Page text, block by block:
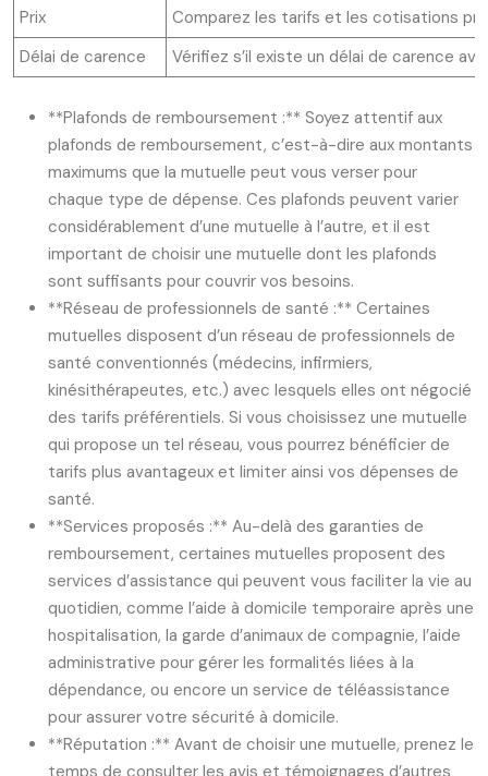
Prix
Comparez les tarifs et les cotisations
Délai de carence
Vérifiez s’il existe un délai de carence
**Plafonds de remboursement :** Soyez attentif aux
plafonds de remboursement, c’est-à-dire aux montants
maximums que la mutuelle peut vous verser pour
chaque type de dépense. Ces plafonds peuvent varier
considérablement d’une mutuelle à l’autre, et il est
important de choisir une mutuelle dont les plafonds
sont suffisants pour couvrir vos besoins.
**Réseau de professionnels de santé :** Certaines
mutuelles disposent d’un réseau de professionnels de
santé conventionnés (médecins, infirmiers,
kinésithérapeutes, etc.) avec lesquels elles ont négocié
des tarifs préférentiels. Si vous choisissez une mutuelle
qui propose un tel réseau, vous pourrez bénéficier de
tarifs plus avantageux et limiter ainsi vos dépenses de
santé.
**Services proposés :** Au-delà des garanties de
remboursement, certaines mutuelles proposent des
services d’assistance qui peuvent vous faciliter la vie au
quotidien, comme l’aide à domicile temporaire après une
hospitalisation, la garde d’animaux de compagnie, l’aide
administrative pour gérer les formalités liées à la
dépendance, ou encore un service de téléassistance
pour assurer votre sécurité à domicile.
**Réputation :** Avant de choisir une mutuelle, prenez le
temps de consulter les avis et témoignages d’autres